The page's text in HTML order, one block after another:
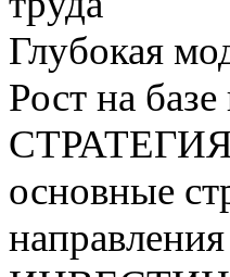
Глубокая
Рост на
основные
направления